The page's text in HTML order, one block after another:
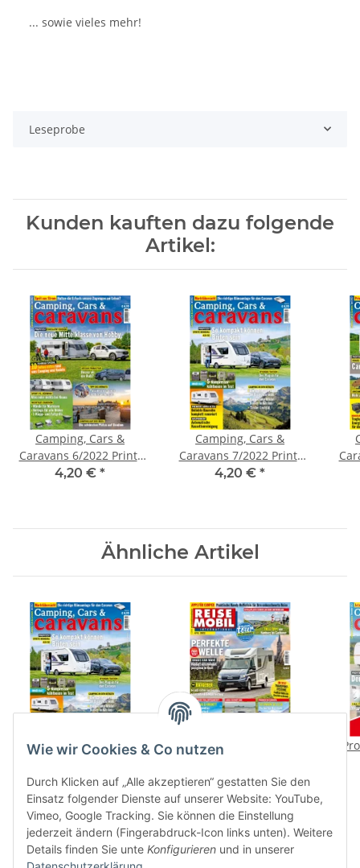
... sowie vieles mehr!
Leseprobe
Kunden kauften dazu folgende
Artikel:
Camping, Cars &
Caravans 6/2022 Print-
Ausgabe
4,20 € *
Camping, Cars &
Caravans 7/2022 Print-
Ausgabe
4,20 € *
Ähnliche Artikel
Camping, Cars &
oder Print-Ausgabe
4,20 € *
Reisemobil International
Print-Ausgabe
4,90 €*
Wie wir Cookies & Co nutzen
Durch Klicken auf „Alle akzeptieren“ gestatten Sie den
Einsatz folgender Dienste auf unserer Website: YouTube,
Vimeo, Google Tracking. Sie können die Einstellung
jederzeit ändern (Fingerabdruck-Icon links unten). Weitere
Details finden Sie unte Konfigurieren und in unserer